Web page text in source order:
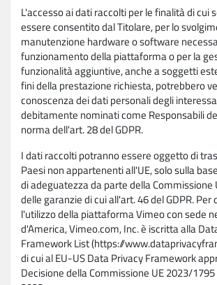
L'accesso ai dati raccolti per le finalità di cui
essere consentito dal Titolare, per lo
manutenzione hardware o software
funzionamento della piattaforma o per la
funzionalità aggiuntive, anche a soggetti
fini della prestazione richiesta, potrebbero
conoscenza dei dati personali degli
debitamente nominati come Responsabili
norma dell'art. 28 del GDPR.
I dati raccolti potranno essere oggetto di
Paesi non appartenenti all'UE, solo sulla
di adeguatezza da parte della Commissione
delle garanzie di cui all'art. 46 del GDPR.
l'utilizzo della piattaforma Vimeo con sede
d'America, Vimeo.com, Inc. è iscritta alla
Framework List (https://
di cui al EU-US Data Privacy Framework
Decisione della Commissione UE 2023/